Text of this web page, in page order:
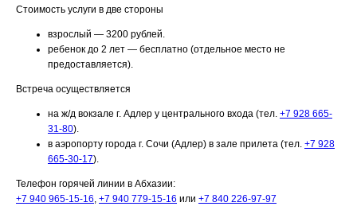
Стоимость услуги в две стороны
взрослый — 3200 рублей.
ребенок до 2 лет — бесплатно (отдельное место не
предоставляется).
Встреча осуществляется
на ж/д вокзале г. Адлер у центрального входа (тел. +7 928 665-
31-80).
в аэропорту города г. Сочи (Адлер) в зале прилета (тел. +7 928
665-30-17).
Телефон горячей линии в Абхазии:
+7 940 965-15-16, +7 940 779-15-16 или +7 840 226-97-97